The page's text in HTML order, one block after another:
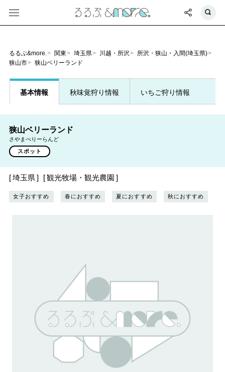
るるぶ&more. 関東 埼玉県 川越・所沢
所沢・狭山・入間(埼玉県)
狭山市
狭山ベリーランド
基本情報 秋味覚狩り情報 いちご狩り情報
狭山ベリーランド
さやまべりーらんど
スポット
埼玉県 観光牧場・観光農園
女子おすすめ 春におすすめ 夏におすすめ 秋におすすめ